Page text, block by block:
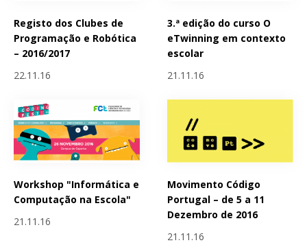
Registo dos Clubes de
Programação e Robótica
– 2016/2017
22.11.16
3.ª edição do curso O
eTwinning em contexto
escolar
21.11.16
Workshop "Informática e
Computação na Escola"
21.11.16
Movimento Código
Portugal – de 5 a 11
Dezembro de 2016
21.11.16